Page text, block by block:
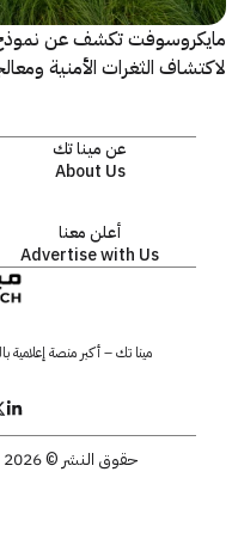
تكشف عن نموذج
الثغرات الأمنية ومعالجتها
عن مينا تك
About Us
أعلن معنا
Advertise with Us
مينا تك – أكبر منصة إعلامية باللغة
حقوق النشر © 2026 مينا تك. جميع الحقوق محفوظة.